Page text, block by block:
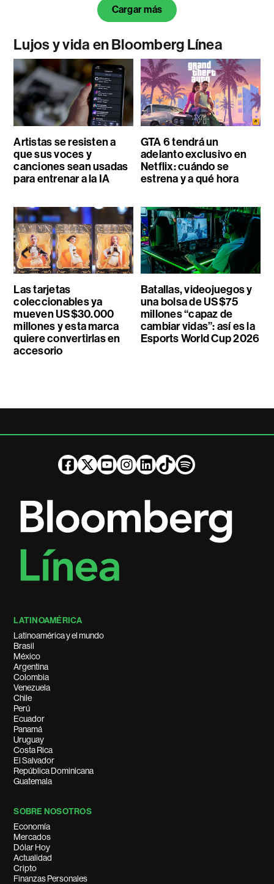
Cargar más
Lujos y vida en Bloomberg Línea
Artistas se resisten a
que sus voces y
canciones sean usadas
para entrenar a la IA
GTA 6 tendrá un
adelanto exclusivo en
Netflix: cuándo se
estrena y a qué hora
Las tarjetas
coleccionables ya
mueven US$30.000
millones y esta marca
quiere convertirlas en
accesorio
Batallas, videojuegos y
una bolsa de US$75
millones “capaz de
cambiar vidas”: así es la
Esports World Cup 2026
LATINOAMÉRICA
Latinoamérica y el mundo
Brasil
México
Argentina
Colombia
Venezuela
Chile
Perú
Ecuador
Panamá
Uruguay
Costa Rica
El Salvador
República Dominicana
Guatemala
SOBRE NOSOTROS
Economía
Mercados
Dólar Hoy
Actualidad
Cripto
Finanzas Personales